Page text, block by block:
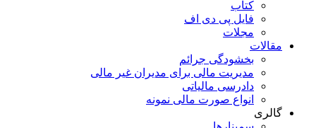
کتاب
فایل پی دی اف
مجلات
مقالات
بخشودگی جرائم
مدیریت مالی برای مدیران غیر مالی
دادرسی مالیاتی
انواع صورت مالی نمونه
گالری